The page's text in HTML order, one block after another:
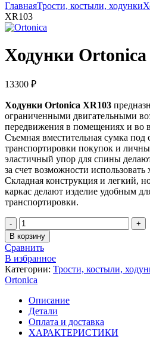
ГлавнаяТрости, костыли, ходунки
XR103
Ходунки Ortonica
13300 ₽
Ходунки Ortonica XR103
ограниченными двигательными
передвижения в помещениях и во
Съемная вместительная сумка под
транспортировки покупок и
эластичный упор для спины
за счет возможности использовать
Складная конструкция и легкий,
каркас делают изделие удобным
транспортировки.
Количество
товара
Ходунки
Ortonica
XR103
В корзину
Сравнить
В избранное
Категории: Трости, костыли,
Ortonica
Описание
Детали
Оплата и доставка
ХАРАКТЕРИСТИКИ